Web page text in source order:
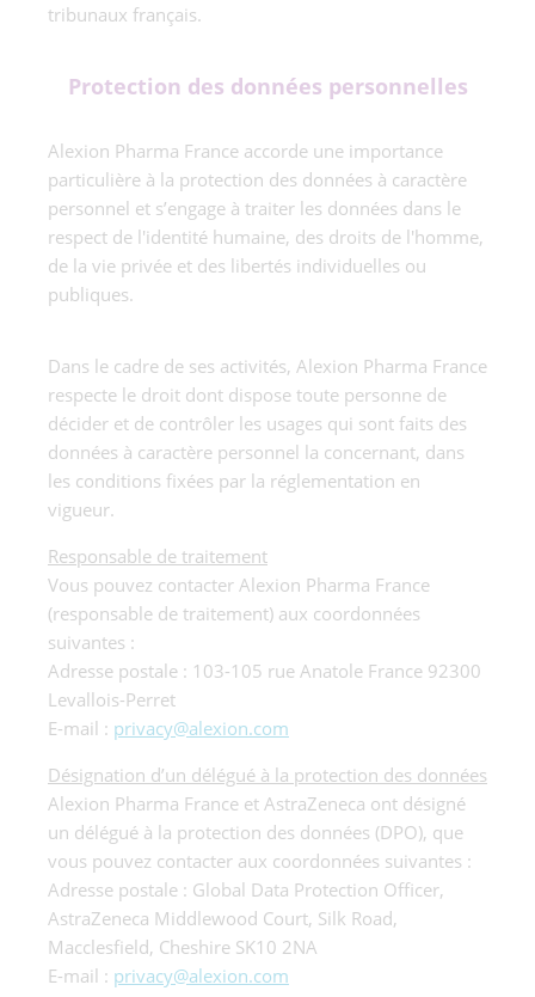
tribunaux français.
Protection des données personnelles
Alexion Pharma France accorde une importance
particulière à la protection des données à caractère
personnel et s’engage à traiter les données dans le
respect de l'identité humaine, des droits de l'homme,
de la vie privée et des libertés individuelles ou
publiques.
Dans le cadre de ses activités, Alexion Pharma France
respecte le droit dont dispose toute personne de
décider et de contrôler les usages qui sont faits des
données à caractère personnel la concernant, dans
les conditions fixées par la réglementation en
vigueur.
Responsable de traitement
Vous pouvez contacter Alexion Pharma France
(responsable de traitement) aux coordonnées
suivantes :
Adresse postale : 103-105 rue Anatole France 92300
Levallois-Perret
E-mail : privacy@alexion.com
Désignation d’un délégué à la protection des données
Alexion Pharma France et AstraZeneca ont désigné
un délégué à la protection des données (DPO), que
vous pouvez contacter aux coordonnées suivantes :
Adresse postale : Global Data Protection Officer,
AstraZeneca Middlewood Court, Silk Road,
Macclesfield, Cheshire SK10 2NA
E-mail : privacy@alexion.com